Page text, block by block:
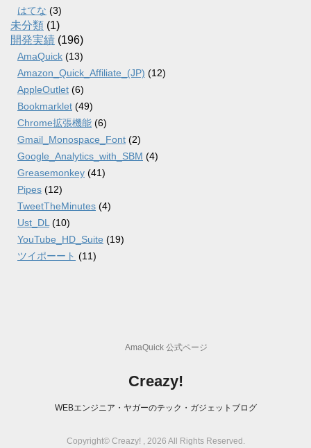
はてな (3)
未分類 (1)
開発実績 (196)
AmaQuick (13)
Amazon_Quick_Affiliate_(JP) (12)
AppleOutlet (6)
Bookmarklet (49)
Chrome拡張機能 (6)
Gmail_Monospace_Font (2)
Google_Analytics_with_SBM (4)
Greasemonkey (41)
Pipes (12)
TweetTheMinutes (4)
Ust_DL (10)
YouTube_HD_Suite (19)
ツイポーート (11)
AmaQuick 公式ページ
Creazy!
WEBエンジニア・ヤガーのテック・ガジェットブログ
Copyright© Creazy! , 2026 All Rights Reserved.